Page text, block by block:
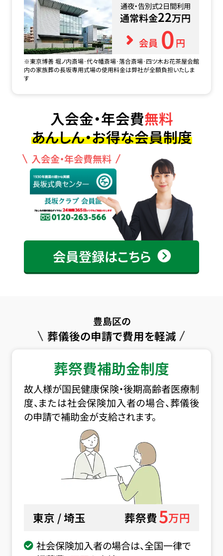
通夜・告別式2日間利用
通常料金22万円
会員 0円
※東京博善 堀ノ内斎場･代々幡斎場･落合斎場･四ツ木お花茶屋会館
内の家族葬の長坂専用式場の使用料金は弊社が全額負担いたしま
す
入会金・年会費無料
あんしん・お得な会員制度
入会金・年会費無料
会員登録はこちら
豊島区の
葬儀後の申請で費用を軽減
葬祭費補助金制度
故人様が国民健康保険・後期高齢者医療制
度、または社会保険加入者の場合、葬儀後
の申請で補助金が支給されます。
東京 / 埼玉 葬祭費5万円
社会保険加入者の場合は、全国一律で